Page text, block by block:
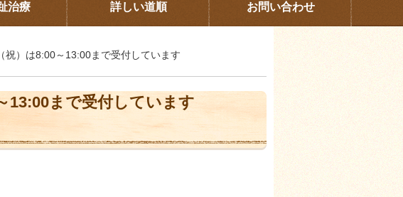
治療 詳しい道順 お問い合わせ
祝）は8:00～13:00まで受付しています
13:00まで受付しています